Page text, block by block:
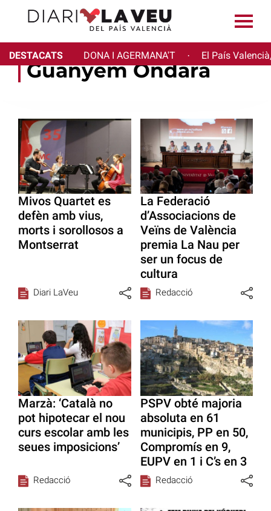
DESTACATS DONA I AGERMANA'T · El País
Guanyem Ondara
Mivos Quartet es
defèn amb vius,
morts i sorollosos a
Montserrat
Diari LaVeu
La Federació
d’Associacions de
Veïns de València
premia La Nau per
ser un focus de
cultura
Redacció
Marzà: ‘Català no
pot hipotecar el nou
curs escolar amb les
seues imposicions’
Redacció
PSPV obté majoria
absoluta en 61
municipis, PP en 50,
Compromís en 9,
EUPV en 1 i C’s en 3
Redacció